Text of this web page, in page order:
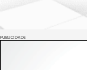
PUBLICIDADE